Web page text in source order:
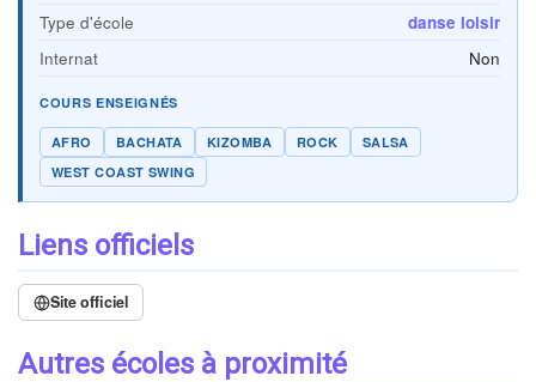
Type d'école
danse loisir
Internat
Non
COURS ENSEIGNÉS
AFRO BACHATA KIZOMBA ROCK
SALSA
WEST COAST SWING
Liens officiels
Site officiel
Autres écoles à proximité